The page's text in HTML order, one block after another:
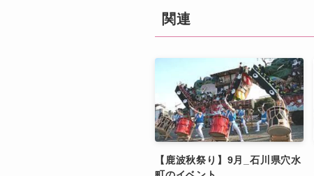
関連
【鹿波秋祭り】9月_石川県穴水